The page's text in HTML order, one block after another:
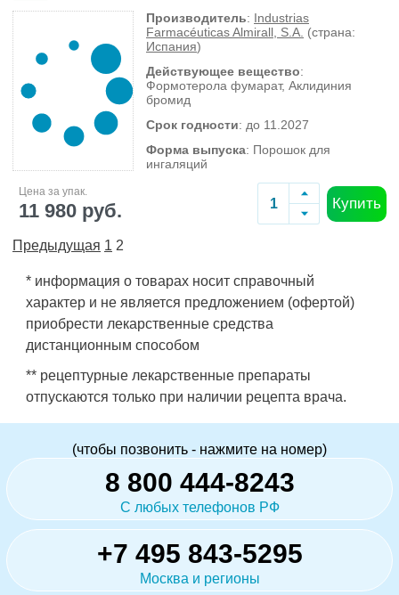
Производитель: Industrias
Farmacéuticas Almirall, S.A. (страна:
Испания)
Действующее вещество:
Формотерола фумарат, Аклидиния
бромид
Срок годности: до 11.2027
Форма выпуска: Порошок для
ингаляций
Цена за упак.
11 980 руб. Купить
Предыдущая 1 2
* информация о товарах носит справочный
характер и не является предложением (офертой)
приобрести лекарственные средства
дистанционным способом
** рецептурные лекарственные препараты
отпускаются только при наличии рецепта врача.
(чтобы позвонить - нажмите на номер)
8 800 444-8243
С любых телефонов РФ
+7 495 843-5295
Москва и регионы